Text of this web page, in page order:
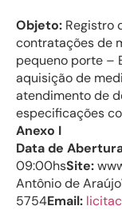
Objeto: Registro
contratações de
pequeno porte –
aquisição de
atendimento de
especificações
Anexo I
Data de
09:00hsSite:
Antônio de Araújo
5754Email: